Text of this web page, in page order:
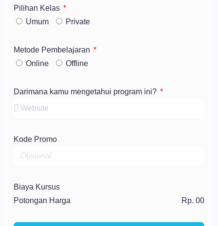
Pilihan Kelas
Umum
Private
Metode Pembelajaran
Online
Offline
Darimana kamu mengetahui program ini?
Kode Promo
Biaya Kursus
Potongan Harga
Rp. 00